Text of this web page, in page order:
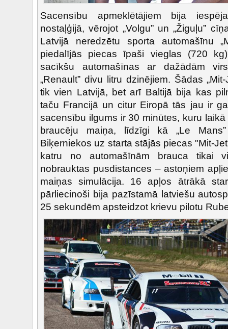
Sacensību apmeklētājiem bija
nostaļģijā, vērojot „Volgu” un „Žiguļu”
Latvijā neredzētu sporta automašīnu
piedalījās piecas īpaši vieglas (720
sacīkšu automašīnas ar dažādām
„Renault” divu litru dzinējiem. Šādas
tik vien Latvijā, bet arī Baltijā bija kas
taču Francijā un citur Eiropā tās jau ir
sacensību ilgums ir 30 minūtes, kuru
braucēju maiņa, līdzīgi kā „Le
Biķerniekos uz starta stājās piecas "Mit-
katru no automašīnām brauca tikai
nobrauktas pusdistances – astoņiem
maiņas simulācija. 16 apļos ātrākā
pārliecinoši bija pazīstamā latviešu
25 sekundēm apsteidzot krievu pilotu